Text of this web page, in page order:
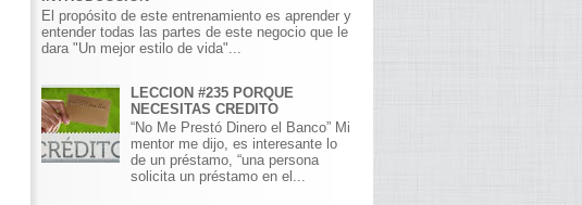
El propósito de este entrenamiento es aprender y
entender todas las partes de este negocio que le
dara "Un mejor estilo de vida"...
LECCION #235 PORQUE
NECESITAS CREDITO
“No Me Prestó Dinero el Banco” Mi
mentor me dijo, es interesante lo
de un préstamo, “una persona
solicita un préstamo en el...